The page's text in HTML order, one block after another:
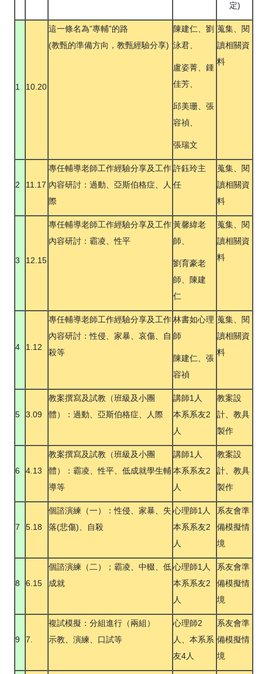
定)
1 10.20
這一條名為”專輔”的路
(教甄的準備方向，教甄經驗分享)
陳建仁、劉
泳君、
盧姿菁、鍾
佳芳、
邱美珊、張
容禎、
張瑞文
蒐集、閱
讀相關資
料
2 11.17
專任輔導老師工作經驗分享及工作
內容研討：過動、亞斯伯格症、人
際
許鈺玲主
任
蒐集、閱
讀相關資
料
3 12.15
專任輔導老師工作經驗分享及工作
內容研討：霸凌、性平
黃馨緯老
師、
劉育豪老
師、陳建
仁
蒐集、閱
讀相關資
料
4 1.12
專任輔導老師工作經驗分享及工作
內容研討：性侵、家暴、哀傷、自
殺等
林書如心理
師
陳建仁、張
容禎
蒐集、閱
讀相關資
料
5 3.09
教案撰寫及試教（班級及小團
體）：過動、亞斯伯格症、人際
講師1人
本系系友2
人
教案設
計、教具
製作
6 4.13
教案撰寫及試教（班級及小團
體）：霸凌、性平、低成就學生輔
導等
講師1人
本系系友2
人
教案設
計、教具
製作
7 5.18
個諮演練（一）：性侵、家暴、失
落(悲傷)、自殺
心理師1人
本系系友2
人
系友會準
備模擬情
境
8 6.15
個諮演練（二）；霸凌、中輟、低
成就
心理師1人
本系系友2
人
系友會準
備模擬情
境
9 7.
複試模擬：分組進行（兩組）
示教、演練、口試等
心理師2
人、本系系
友4人
系友會準
備模擬情
境